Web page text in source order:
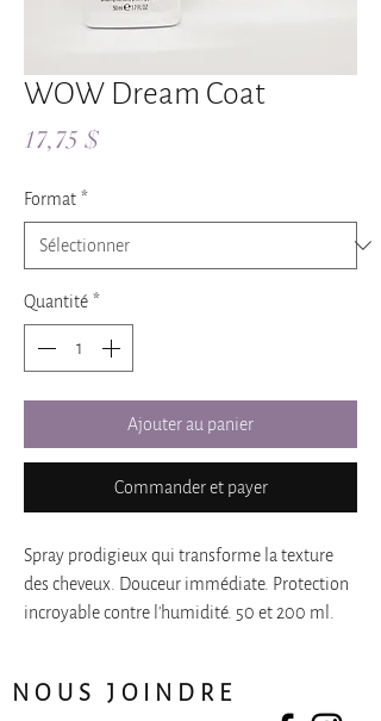
WOW Dream Coat
17,75 $
Format *
Quantité *
Ajouter au panier
Commander et payer
Spray prodigieux qui transforme la texture
des cheveux. Douceur immédiate. Protection
incroyable contre l'humidité. 50 et 200 ml.
NOUS JOINDRE